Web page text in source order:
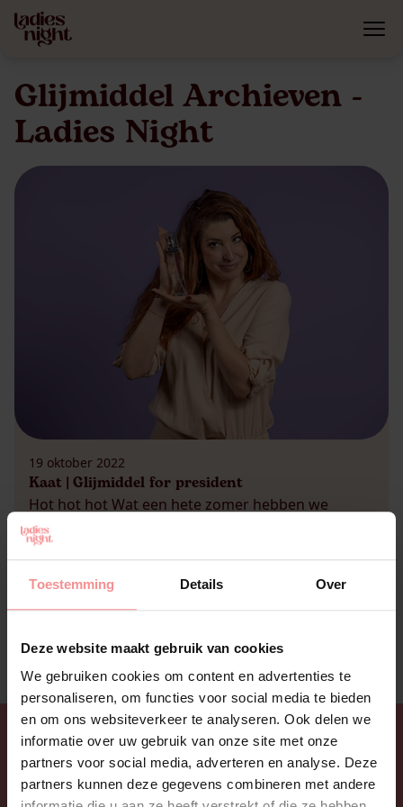
Toestemming Details Over
Deze website maakt gebruik van cookies
We gebruiken cookies om content en advertenties te
personaliseren, om functies voor social media te bieden
en om ons websiteverkeer te analyseren. Ook delen we
informatie over uw gebruik van onze site met onze
partners voor social media, adverteren en analyse. Deze
partners kunnen deze gegevens combineren met andere
Glijmiddel Archieven -
Ladies Night
19 oktober 2022
Kaat | Glijmiddel for president
Hot hot hot Wat een hete zomer hebben we
achter de rug. Het erotische product dat ik dan
veruit het meeste gebruik is glijmiddel. Dat klinkt
tijdens warme dagen? Misschien… Maar, ik
gebruik mijn glijmiddel (uiteraard de Ladies
bovenbenen. Zeker bij warm weer […]